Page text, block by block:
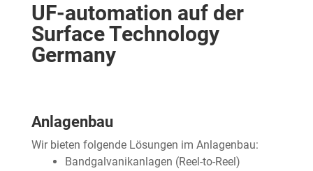
UF-automation auf der
Surface Technology
Germany
Anlagenbau
Wir bieten folgende Lösungen im Anlagenbau:
Bandgalvanikanlagen (Reel-to-Reel)